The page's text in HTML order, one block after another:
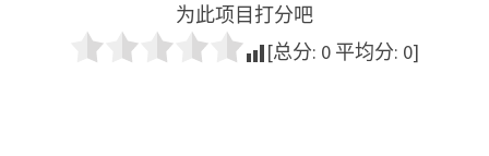
为此项目打分吧
[总分: 0 平均分: 0]